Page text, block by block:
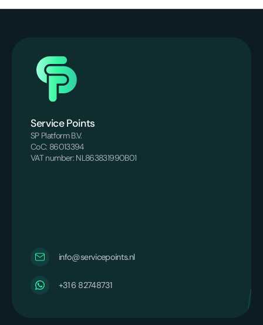
Service Points
SP Platform B.V.
CoC: 86013394
VAT number: NL863831990B01
info@servicepoints.nl
+31 6 82748731